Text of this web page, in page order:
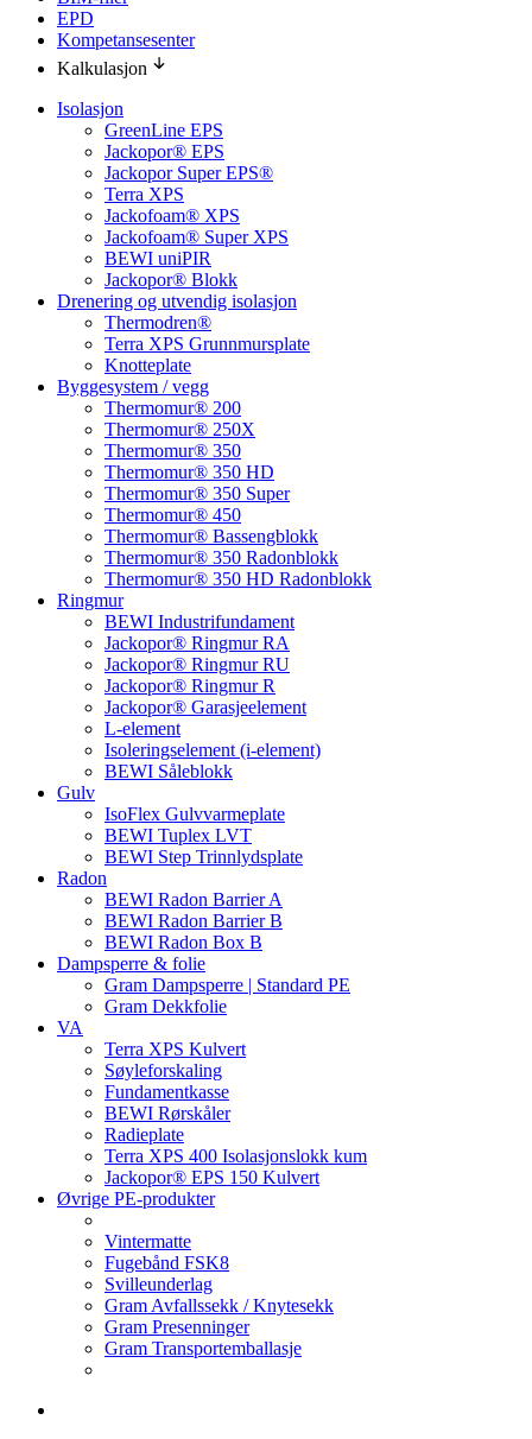
EPD
Kompetansesenter
Kalkulasjon
Isolasjon
GreenLine EPS
Jackopor® EPS
Jackopor Super EPS®
Terra XPS
Jackofoam® XPS
Jackofoam® Super XPS
BEWI uniPIR
Jackopor® Blokk
Drenering og utvendig isolasjon
Thermodren®
Terra XPS Grunnmursplate
Knotteplate
Byggesystem / vegg
Thermomur® 200
Thermomur® 250X
Thermomur® 350
Thermomur® 350 HD
Thermomur® 350 Super
Thermomur® 450
Thermomur® Bassengblokk
Thermomur® 350 Radonblokk
Thermomur® 350 HD Radonblokk
Ringmur
BEWI Industrifundament
Jackopor® Ringmur RA
Jackopor® Ringmur RU
Jackopor® Ringmur R
Jackopor® Garasjeelement
L-element
Isoleringselement (i-element)
BEWI Såleblokk
Gulv
IsoFlex Gulvvarmeplate
BEWI Tuplex LVT
BEWI Step Trinnlydsplate
Radon
BEWI Radon Barrier A
BEWI Radon Barrier B
BEWI Radon Box B
Dampsperre & folie
Gram Dampsperre | Standard PE
Gram Dekkfolie
VA
Terra XPS Kulvert
Søyleforskaling
Fundamentkasse
BEWI Rørskåler
Radieplate
Terra XPS 400 Isolasjonslokk kum
Jackopor® EPS 150 Kulvert
Øvrige PE-produkter
Vintermatte
Fugebånd FSK8
Svilleunderlag
Gram Avfallssekk / Knytesekk
Gram Presenninger
Gram Transportemballasje